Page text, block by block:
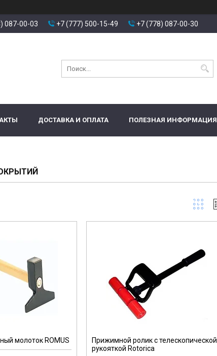
087-00-03 +7 (777) 500-15-49 +7 (778) 087-00-30
ДОСТАВКА И ОПЛАТА ПОЛЕЗНАЯ ИНФОРМАЦИЯ
молоток ROMUS
Прижимной ролик с телескопической
рукояткой Rotorica